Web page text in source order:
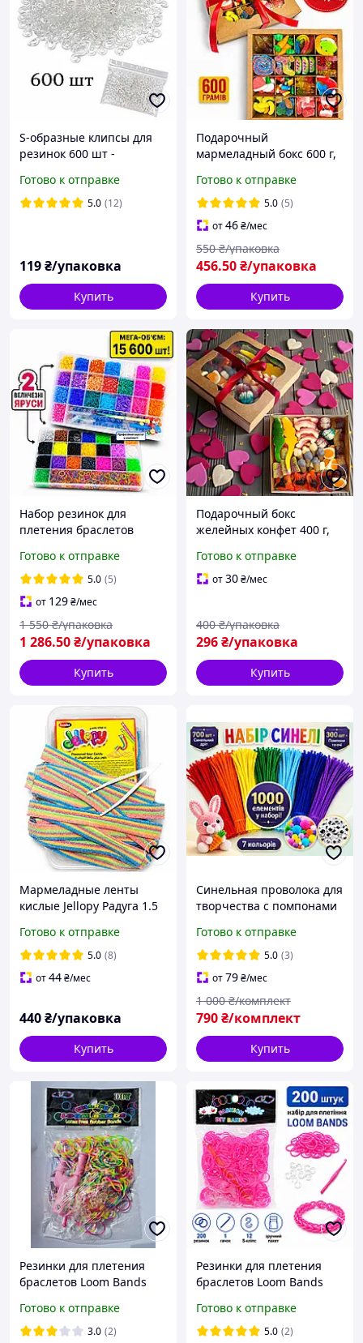
S-образные клипсы для
резинок 600 шт -
браслетов Loom Bands
прозрачные
Готово к отправке
5.0 (12)
119₴/упаковка
Купить
Подарочный
мармеладный бокс 600 г,
конфет в крафтовой
коробке с окном
Готово к отправке
5.0 (5)
от46₴/мес
456.50₴/упаковка
550 ₴/упаковка
Купить
Набор резинок для
плетения браслетов
гигантский
двухуровневый набор
резинок со станком
Готово к отправке
5.0 (5)
от 129₴/мес
1 286.50₴/упаковка
1 550 ₴/упаковка
Купить
Подарочный бокс
желейных конфет 400 г,
жевательного мармелада
ассорти в коробке с
Готово к отправке
от30₴/мес
296₴/упаковка
400 ₴/упаковка
Купить
Мармеладные ленты
кислые Jellopy Радуга 1.5
ремешки Saadet в
коробке микс
Готово к отправке
5.0 (8)
от44₴/мес
440₴/упаковка
Купить
Синельная проволока для
творчества с помпонами
большой набор
пушистые палочки
шенил для поделок микс
Готово к отправке
5.0 (3)
от79₴/мес
790₴/комплект
1 000 ₴/комплект
Купить
Резинки для плетения
браслетов Loom Bands
разноцветные с крючком
и S-клипсами
Готово к отправке
3.0 (2)
Резинки для плетения
браслетов Loom Bands
крючком и S-клипсами
Готово к отправке
5.0 (2)